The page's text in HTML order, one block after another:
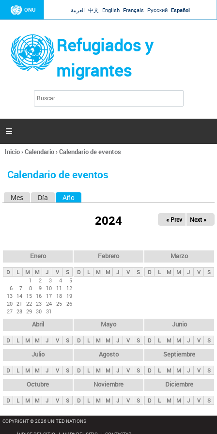
Jump to navigation
ONU العربية 中文 English Français Русский Español
Refugiados y
migrantes
l
d
s

Se
usted
Inicio›Calendario›Calendario de eventos
Calendario de eventos
s
p
n
i
p
a
l
s
Mes Día Año
2024 « Prev Next »
Enero
D L M M J V
S
1
2 3 4
5
6
7 8 9 10 11
12
13 14 15 16 17 18
19
20 21 22 23 24 25 26
27 28 29 30 31
Febrero
D L M M J V S
Marzo
D L M M J V S
Abril
D L M M J V S
Mayo
D L M M J V S
Junio
D L M M J V S
Julio
D L M M J V S
Agosto
D L M M J V S
Septiembre
D L M M J V S
Octubre
D L M M J V S
Noviembre
D L M M J V S
Diciembre
D L M M J V S
COPYRIGHT © 2026 UNITED NATIONS